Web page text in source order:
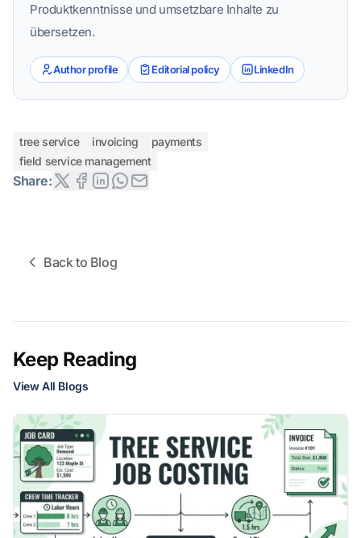
Produktkenntnisse und umsetzbare Inhalte zu
übersetzen.
Author profile Editorial policy LinkedIn
tree service invoicing
payments
field service management
Share:
Back to Blog
Keep Reading
View All Blogs